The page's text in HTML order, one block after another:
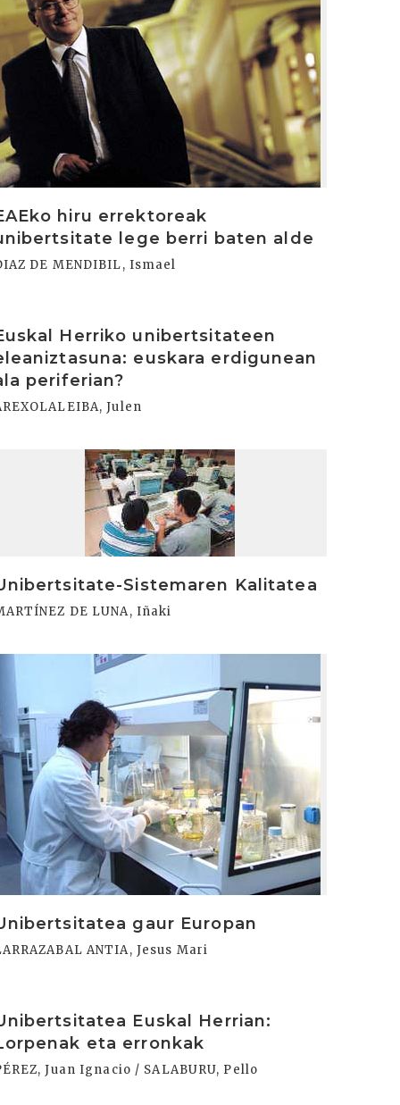
hiru errektoreak
lege berri baten alde
DE MENDIBIL, Ismael
Herriko unibertsitateen
euskara erdigunean
periferian?
Julen
Sistemaren Kalitatea
DE LUNA, Iñaki
gaur Europan
ANTIA, Jesus Mari
Euskal Herrian:
eta erronkak
Juan Ignacio / SALABURU, Pello